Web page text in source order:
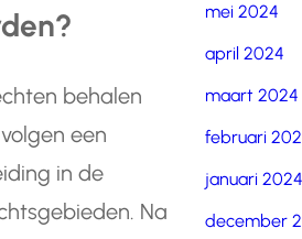
behalen
een
in de
Na
mei 2024
april 2024
maart 2024
februari
januari 2024
december